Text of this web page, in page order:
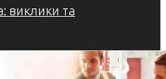
виклики та